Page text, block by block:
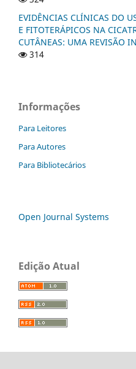
EVIDÊNCIAS CLÍNICAS DO
E FITOTERÁPICOS NA
CUTÂNEAS: UMA REVISÃO
314
Informações
Para Leitores
Para Autores
Para Bibliotecários
Open Journal Systems
Edição Atual